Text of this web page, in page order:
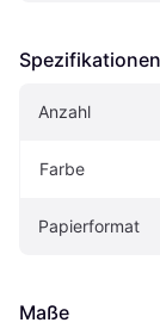
Spezifikationen
Anzahl
Farbe
Papierformat
Maße